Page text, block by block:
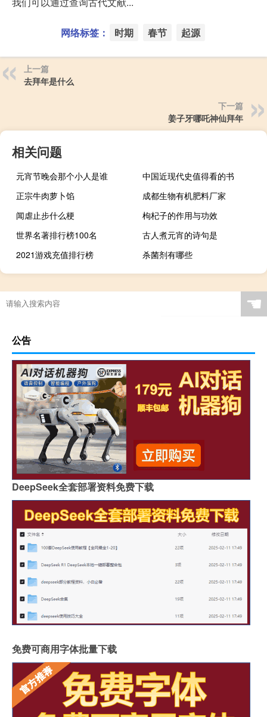
网络标签： 时期 春节 起源
上一篇
去拜年是什么
下一篇
姜子牙哪吒神仙拜年
相关问题
元宵节晚会那个小人是谁
中国近现代史值得看的书
正宗牛肉萝卜馅
成都生物有机肥料厂家
闻虐止步什么梗
枸杞子的作用与功效
世界名著排行榜100名
古人煮元宵的诗句是
2021游戏充值排行榜
杀菌剂有哪些
☚
公告
DeepSeek全套部署资料免费下载
免费可商用字体批量下载